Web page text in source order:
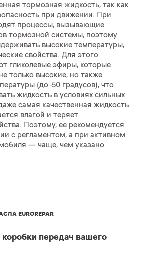
тормозная жидкость, так как
при движении. При
процессы, вызывающие
тормозной системы, поэтому
высокие температуры,
свойства. Для этого
гликолевые эфиры, которые
только высокие, но также
(до -50 градусов), что
жидкость в условиях сильных
самая качественная жидкость
влагой и теряет
Поэтому, ее рекомендуется
с регламентом, а при активном
— чаще, чем указано
EUROREPAR
передач вашего